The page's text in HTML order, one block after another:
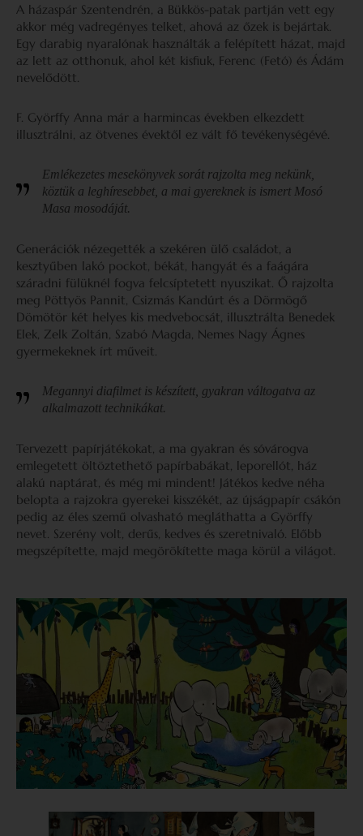
A házaspár Szentendrén, a Bükkös-patak partján vett egy
akkor még vadregényes telket, ahová az őzek is bejártak.
Egy darabig nyaralónak használták a felépített házat, majd
az lett az otthonuk, ahol két kisfiuk, Ferenc (Fetó) és Ádám
nevelődött.
F. Györffy Anna már a harmincas években elkezdett
illusztrálni, az ötvenes évektől ez vált fő tevékenységévé.
Emlékezetes mesekönyvek sorát rajzolta meg nekünk,
köztük a leghíresebbet, a mai gyereknek is ismert Mosó
Masa mosodáját.
Generációk nézegették a szekéren ülő családot, a
kesztyűben lakó pockot, békát, hangyát és a faágára
száradni fülüknél fogva felcsíptetett nyuszikat. Ő rajzolta
meg Pöttyös Pannit, Csizmás Kandúrt és a Dörmögő
Dömötör két helyes kis medvebocsát, illusztrálta Benedek
Elek, Zelk Zoltán, Szabó Magda, Nemes Nagy Ágnes
gyermekeknek írt műveit.
Megannyi diafilmet is készített, gyakran váltogatva az
alkalmazott technikákat.
Tervezett papírjátékokat, a ma gyakran és sóvárogva
emlegetett öltöztethető papírbabákat, leporellót, ház
alakú naptárat, és még mi mindent! Játékos kedve néha
belopta a rajzokra gyerekei kisszékét, az újságpapír csákón
pedig az éles szemű olvasható megláthatta a Györffy
nevet. Szerény volt, derűs, kedves és szeretnivaló. Előbb
megszépítette, majd megörökítette maga körül a világot.